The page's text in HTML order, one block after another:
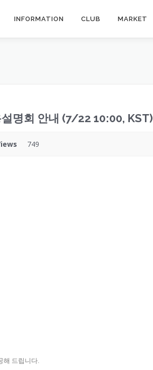
INFORMATION CLUB MARKET
명회 안내 (7/22 10:00, KST)
749
해 드립니다.